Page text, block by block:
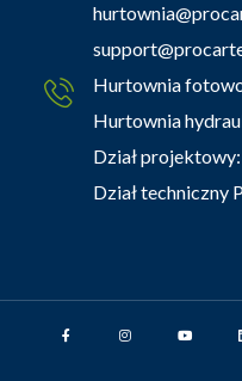
Hurtownia
Hurtownia
Dział projektowy:
Dział techniczny